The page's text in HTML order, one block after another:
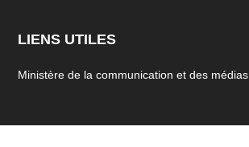
LIENS UTILES
Ministère de la communication et des médias